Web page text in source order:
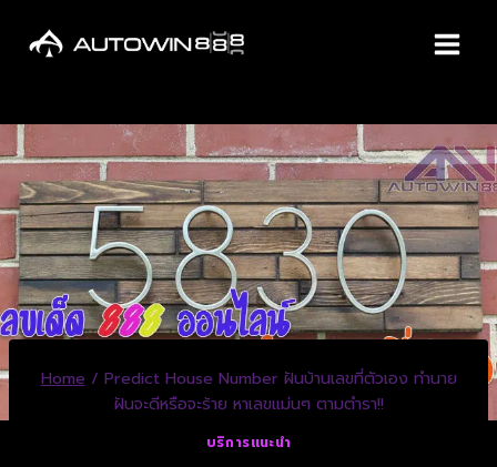
Home / Predict House Number ฝันบ้านเลขที่ตัวเอง ทำนาย
ฝันจะดีหรือจะร้าย หาเลขแม่นๆ ตามตำรา!!
บริการแนะนำ